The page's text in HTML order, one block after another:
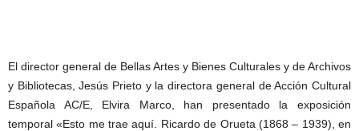
El director general de Bellas Artes y Bienes Culturales y de Archivos
y Bibliotecas, Jesús Prieto y la directora general de Acción Cultural
Española AC/E, Elvira Marco, han presentado la exposición
temporal «Esto me trae aquí. Ricardo de Orueta (1868 – 1939), en